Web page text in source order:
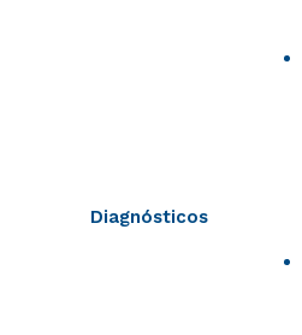
Diagnósticos